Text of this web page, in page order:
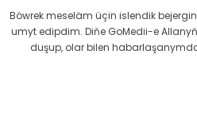
Böwrek meseläm üçin islendik
umyt edipdim. Diňe GoMedii-e
duşup, olar bilen